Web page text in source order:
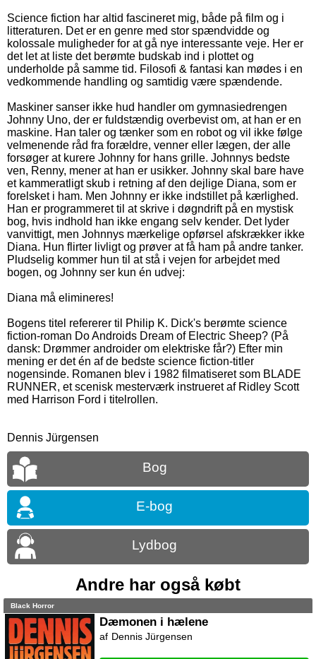
Science fiction har altid fascineret mig, både på film og i
litteraturen. Det er en genre med stor spændvidde og
kolossale muligheder for at gå nye interessante veje. Her er
det let at liste det berømte budskab ind i plottet og
underholde på samme tid. Filosofi & fantasi kan mødes i en
vedkommende handling og samtidig være spændende.
Maskiner sanser ikke hud handler om gymnasiedrengen
Johnny Uno, der er fuldstændig overbevist om, at han er en
maskine. Han taler og tænker som en robot og vil ikke følge
velmenende råd fra forældre, venner eller lægen, der alle
forsøger at kurere Johnny for hans grille. Johnnys bedste
ven, Renny, mener at han er usikker. Johnny skal bare have
et kammeratligt skub i retning af den dejlige Diana, som er
forelsket i ham. Men Johnny er ikke indstillet på kærlighed.
Han er programmeret til at skrive i døgndrift på en mystisk
bog, hvis indhold han ikke engang selv kender. Det lyder
vanvittigt, men Johnnys mærkelige opførsel afskrækker ikke
Diana. Hun flirter livligt og prøver at få ham på andre tanker.
Pludselig kommer hun til at stå i vejen for arbejdet med
bogen, og Johnny ser kun én udvej:
Diana må elimineres!
Bogens titel refererer til Philip K. Dick's berømte science
fiction-roman Do Androids Dream of Electric Sheep? (På
dansk: Drømmer androider om elektriske får?) Efter min
mening er det én af de bedste science fiction-titler
nogensinde. Romanen blev i 1982 filmatiseret som BLADE
RUNNER, et scenisk mesterværk instrueret af Ridley Scott
med Harrison Ford i titelrollen.
Dennis Jürgensen
Bog
E-bog
Lydbog
Andre har også købt
Black Horror
Dæmonen i hælene
Dennis Jürgensen